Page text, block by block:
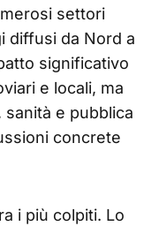
settori
diffusi da Nord a
significativo
e locali, ma
e pubblica
concrete
i più colpiti. Lo